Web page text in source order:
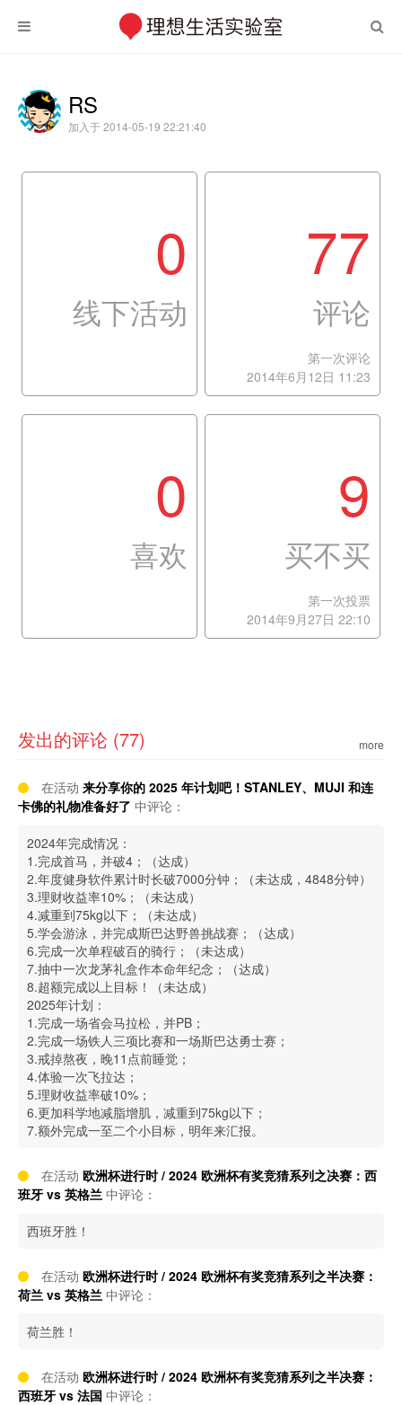
RS
加入于 2014-05-19 22:21:40
0
线下活动
77
评论
第一次评论
2014年6月12日 11:23
0
喜欢
9
买不买
第一次投票
2014年9月27日 22:10
发出的评论 (77) more
在活动 来分享你的 2025 年计划吧！STANLEY、MUJI 和连
卡佛的礼物准备好了 中评论：
2024年完成情况：
1.完成首马，并破4；（达成）
2.年度健身软件累计时长破7000分钟；（未达成，4848分钟）
3.理财收益率10%；（未达成）
4.减重到75kg以下；（未达成）
5.学会游泳，并完成斯巴达野兽挑战赛；（达成）
6.完成一次单程破百的骑行；（未达成）
7.抽中一次龙茅礼盒作本命年纪念；（达成）
8.超额完成以上目标！（未达成）
2025年计划：
1.完成一场省会马拉松，并PB；
2.完成一场铁人三项比赛和一场斯巴达勇士赛；
3.戒掉熬夜，晚11点前睡觉；
4.体验一次飞拉达；
5.理财收益率破10%；
6.更加科学地减脂增肌，减重到75kg以下；
7.额外完成一至二个小目标，明年来汇报。
在活动 欧洲杯进行时 / 2024 欧洲杯有奖竞猜系列之决赛：西
班牙 vs 英格兰 中评论：
西班牙胜！
在活动 欧洲杯进行时 / 2024 欧洲杯有奖竞猜系列之半决赛：
荷兰 vs 英格兰 中评论：
荷兰胜！
在活动 欧洲杯进行时 / 2024 欧洲杯有奖竞猜系列之半决赛：
西班牙 vs 法国 中评论：